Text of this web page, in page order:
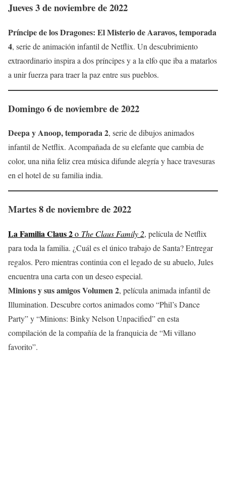
Jueves 3 de noviembre de 2022
Príncipe de los Dragones: El Misterio de Aaravos, temporada
4, serie de animación infantil de Netflix. Un descubrimiento
extraordinario inspira a dos príncipes y a la elfo que iba a matarlos
a unir fuerza para traer la paz entre sus pueblos.
Domingo 6 de noviembrede 2022
Deepa y Anoop, temporada 2, serie de dibujos animados
infantil de Netflix. Acompañada de su elefante que cambia de
color, una niña feliz crea música difunde alegría y hace travesuras
en el hotel de su familia india.
Martes 8 de noviembre de 2022
La Familia Claus 2o The Claus Family 2, película de Netflix
para toda la familia. ¿Cuál es el único trabajo de Santa? Entregar
regalos. Pero mientras continúa con el legado de su abuelo, Jules
encuentra una carta con un deseo especial.
Minions y sus amigos Volumen 2, película animada infantil de
Illumination. Descubre cortos animados como “Phil’s Dance
Party” y “Minions: Binky Nelson Unpacified” en esta
compilación de la compañía de la franquicia de “Mi villano
favorito”.